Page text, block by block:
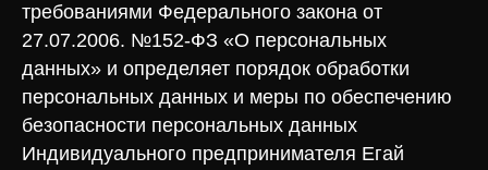
требованиями Федерального закона от
27.07.2006. №152-ФЗ «О персональных
данных» и определяет порядок обработки
персональных данных и меры по обеспечению
безопасности персональных данных
Индивидуального предпринимателя Егай